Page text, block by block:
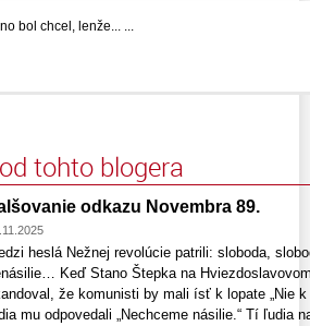
bol chcel, lenže... ...
tohto blogera
odkazu Novembra 89.
heslá Nežnej revolúcie patrili: sloboda,
Keď Stano Štepka na
že komunisti by mali ísť k lopate „Nie
mu odpovedali „Nechceme násilie.“ Tí ľudia